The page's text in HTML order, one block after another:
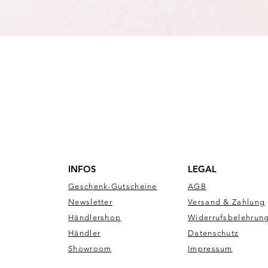
INFOS
Geschenk-Gutscheine
Newsletter
Händlershop
Händler
Showroom
LEGAL
AGB
Versand & Zahlung
Widerrufsbelehrung
Datenschutz
Impressum